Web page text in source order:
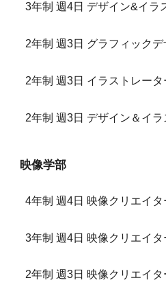
3年制 週4日 デザイン&イラ
2年制 週3日 グラフィック
2年制 週3日 イラストレータ
2年制 週3日 デザイン＆イ
映像学部
4年制 週4日 映像クリエイタ
3年制 週4日 映像クリエイタ
2年制 週3日 映像クリエイタ